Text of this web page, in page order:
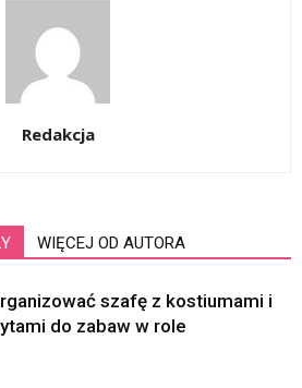
Redakcja
WIĘCEJ OD AUTORA
szafę z kostiumami i
do zabaw w role